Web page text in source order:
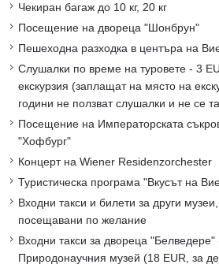
Чекиран багаж до 10 кг, 20 кг
Посещение на двореца "Шонбрун"
Пешеходна разходка в центъра на
Слушалки по време на туровете - 3
екскурзия (заплащат на място на
години не ползват слушалки и не се
Посещение на Императорската
"Хофбург"
Концерт на Wiener Residenzorchester
Туристическа програма "Вкусът на
Входни такси и билети за други
посещавани по желание
Входни такси за двореца "Белведере"
Природонаучния музей (18 EUR, за